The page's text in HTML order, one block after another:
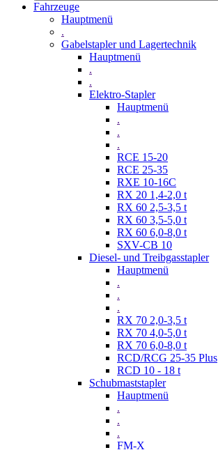
Fahrzeuge
Hauptmenü
.
Gabelstapler und Lagertechnik
Hauptmenü
.
.
Elektro-Stapler
Hauptmenü
.
.
.
RCE 15-20
RCE 25-35
RXE 10-16C
RX 20 1,4-2,0 t
RX 60 2,5-3,5 t
RX 60 3,5-5,0 t
RX 60 6,0-8,0 t
SXV-CB 10
Diesel- und Treibgasstapler
Hauptmenü
.
.
.
RX 70 2,0-3,5 t
RX 70 4,0-5,0 t
RX 70 6,0-8,0 t
RCD/RCG 25-35 Plus
RCD 10 - 18 t
Schubmaststapler
Hauptmenü
.
.
.
FM-X